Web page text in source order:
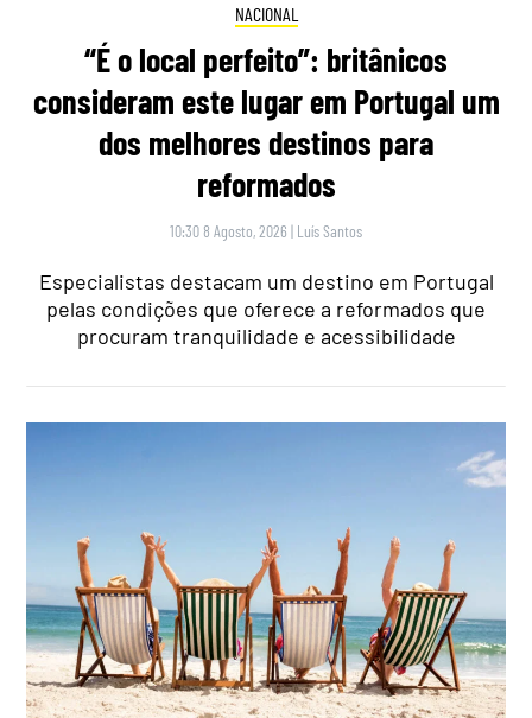
NACIONAL
“É o local perfeito”: britânicos
consideram este lugar em Portugal um
dos melhores destinos para
reformados
10:30 8 Agosto, 2026 | Luís Santos
Especialistas destacam um destino em Portugal
pelas condições que oferece a reformados que
procuram tranquilidade e acessibilidade